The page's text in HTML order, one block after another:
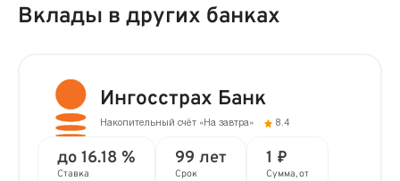
Вклады в других банках
Ингосстрах Банк
Накопительный счёт «На завтра» 8.4
до 16.18 %
Ставка
99 лет
Срок
1 ₽
Сумма, от